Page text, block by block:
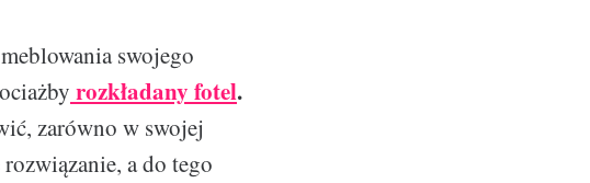
swojego
rozkładany fotel.
zarówno w swojej
a do tego